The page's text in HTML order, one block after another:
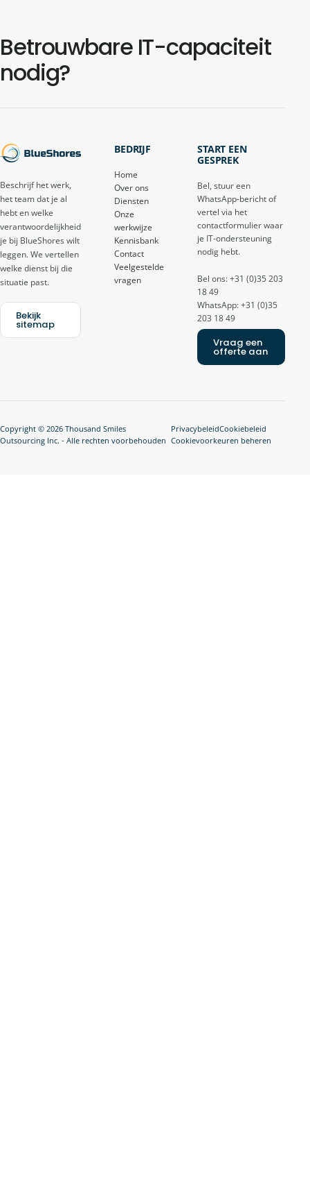
Betrouwbare IT-capaciteit
nodig?
Beschrijf het werk,
het team dat je al
hebt en welke
verantwoordelijkheid
je bij BlueShores wilt
leggen. We vertellen
welke dienst bij die
situatie past.
Bekijk
sitemap
BEDRIJF
Home
Over ons
Diensten
Onze
werkwijze
Kennisbank
Contact
Veelgestelde
vragen
START EEN
GESPREK
Bel, stuur een
WhatsApp-bericht of
vertel via het
contactformulier waar
je IT-ondersteuning
nodig hebt.
Bel ons: +31 (0)35 203
18 49
WhatsApp: +31 (0)35
203 18 49
Vraag een
offerte aan
Copyright © 2026 Thousand Smiles
Outsourcing Inc. - Alle rechten voorbehouden
PrivacybeleidCookiebeleid
Cookievoorkeuren beheren